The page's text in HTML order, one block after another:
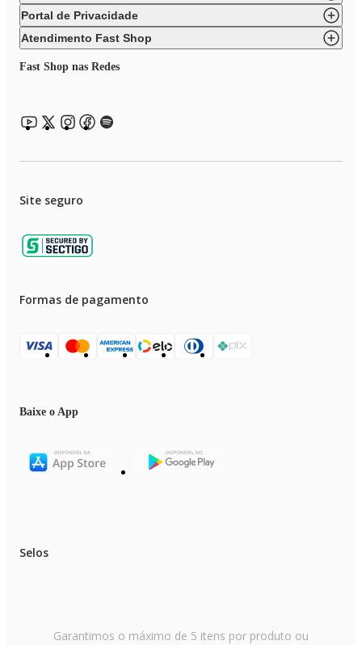
Portal de Privacidade
Atendimento Fast Shop
Fast Shop nas Redes
Site seguro
Formas de pagamento
Baixe o App
Selos
Garantimos o máximo de 5 itens por produto ou